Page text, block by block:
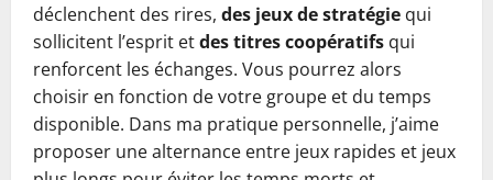
déclenchent des rires, des jeux de stratégie qui
sollicitent l’esprit etdes titres coopératifs qui
renforcent les échanges. Vous pourrez alors
choisir en fonction de votre groupe et du temps
disponible. Dans ma pratique personnelle, j’aime
proposer une alternance entre jeux rapides et jeux